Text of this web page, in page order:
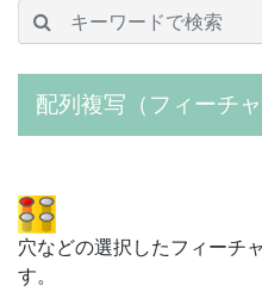
検索
配列複写（フィーチャ
穴などの選択したフィーチ
す。